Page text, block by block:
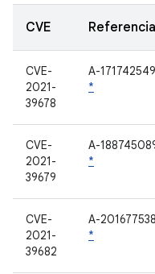
CVE
CVE-
2021-
39678
A-171742549
*
CVE-
2021-
39679
A-
*
CVE-
2021-
39682
A-201677538
*